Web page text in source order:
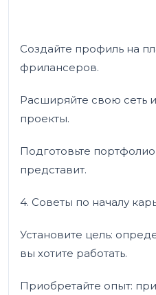
Создайте профиль на
фрилансеров.
Расширяйте свою сеть
проекты.
Подготовьте
представит.
4. Советы по началу
Установите цель:
вы хотите работать.
Приобретайте опыт: